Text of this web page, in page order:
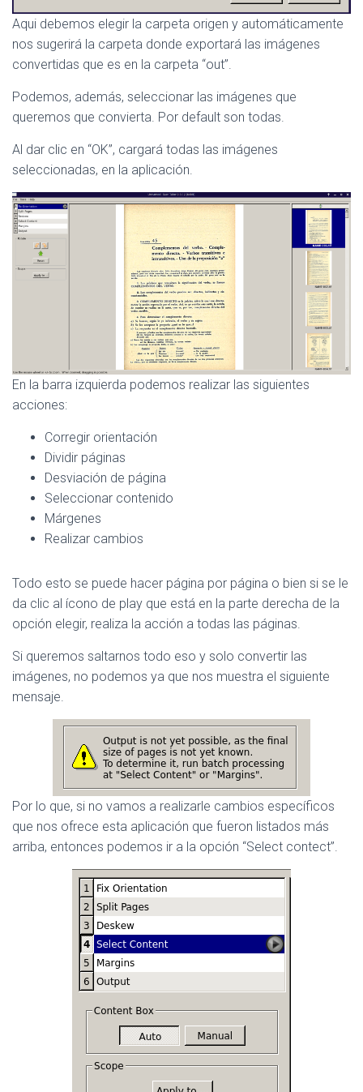
Aqui debemos elegir la carpeta origen y automáticamente
nos sugerirá la carpeta donde exportará las imágenes
convertidas que es en la carpeta “out”.
Podemos, además, seleccionar las imágenes que
queremos que convierta. Por default son todas.
Al dar clic en “OK”, cargará todas las imágenes
seleccionadas, en la aplicación.
En la barra izquierda podemos realizar las siguientes
acciones:
Corregir orientación
Dividir páginas
Desviación de página
Seleccionar contenido
Márgenes
Realizar cambios
Todo esto se puede hacer página por página o bien si se le
da clic al ícono de play que está en la parte derecha de la
opción elegir, realiza la acción a todas las páginas.
Si queremos saltarnos todo eso y solo convertir las
imágenes, no podemos ya que nos muestra el siguiente
mensaje.
Por lo que, si no vamos a realizarle cambios específicos
que nos ofrece esta aplicación que fueron listados más
arriba, entonces podemos ir a la opción “Select contect”.